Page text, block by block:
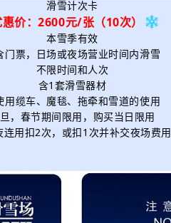
滑雪计次卡
惠价：2600元/张（10次）
本雪季有效
门票，日场或夜场营业时间内滑雪
不限时间和人次
含1套滑雪器材
用缆车、魔毯、拖牵和雪道的使用
，春节期间限用，购买当日限用
连用扣2次，或扣1次并补交夜场费用